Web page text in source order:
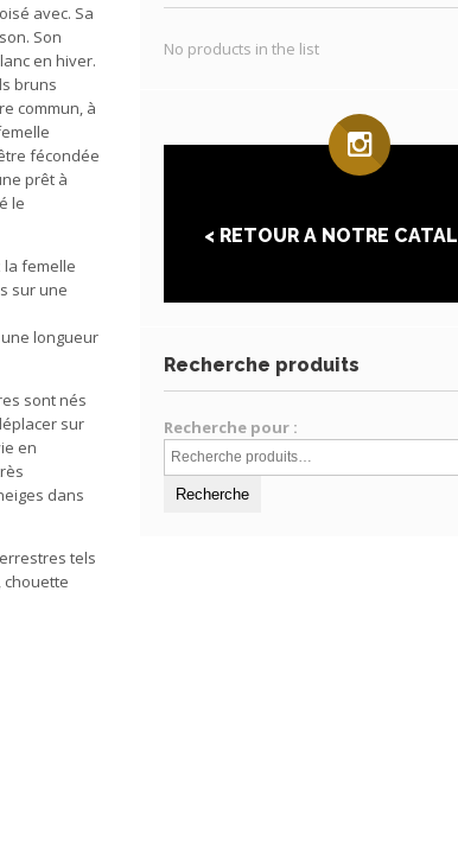
avec. Sa
Son
en hiver.
bruns
commun, à
fécondée
prêt à
le
la femelle
sur une
une longueur
sont nés
sur
en
dans
tels
chouette
No products in the list
< RETOUR A NOTRE
Recherche produits
Recherche pour :